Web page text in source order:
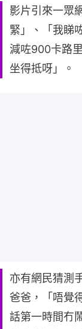
影片引來一眾
緊」、「我睇
減咗900卡路
坐得抵呀」。
亦有網民猜測
爸爸，「唔覺
話第一時間冇